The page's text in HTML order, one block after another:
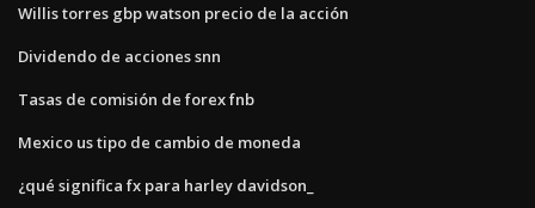
Willis torres gbp watson precio de la acción
Dividendo de acciones snn
Tasas de comisión de forex fnb
Mexico us tipo de cambio de moneda
¿qué significa fx para harley davidson_